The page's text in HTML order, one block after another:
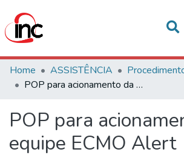
Communities & Collections
Statistics
All of DSpace
Home ASSISTÊNCIA
POP para acionamento da equipe ECMO Alert [procedimento operacional padrão]
POP para
equipe ECMO Alert